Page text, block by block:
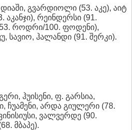
გვარდიოლი (53. აკე), აიტ
აკანჯი), რეინდერსი (91.
როდრი/100. ფოდენი),
სავიო, ჰალანდი (91. შერკი).
ჰუისენი, ფ. გარსია,
არდა გიულერი (78.
ვალვერდე (90.
მბაპე).